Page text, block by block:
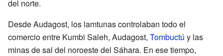
del norte.
Desde Audagost, los lamtunas controlaban todo el
comercio entre Kumbi Saleh, Audagost, Tombuctú y las
minas de sal del noroeste del Sáhara. En ese tiempo,